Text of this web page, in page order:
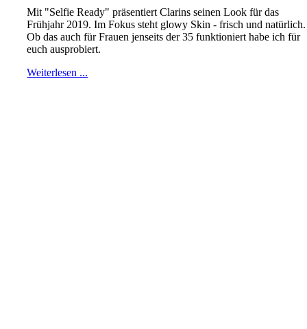
Mit "Selfie Ready" präsentiert Clarins seinen Look für das
Frühjahr 2019. Im Fokus steht glowy Skin - frisch und natürlich.
Ob das auch für Frauen jenseits der 35 funktioniert habe ich für
euch ausprobiert.
Weiterlesen ...